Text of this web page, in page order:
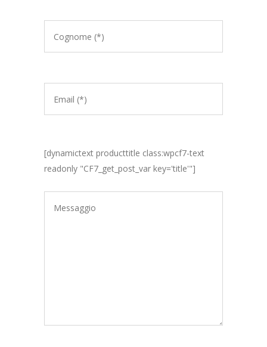
[dynamictext producttitle class:wpcf7-text
readonly "CF7_get_post_var key='title'"]